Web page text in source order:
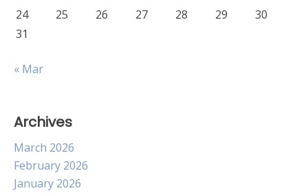
24
25 26 27 28 29
30
31
« Mar
Archives
March 2026
February 2026
January 2026